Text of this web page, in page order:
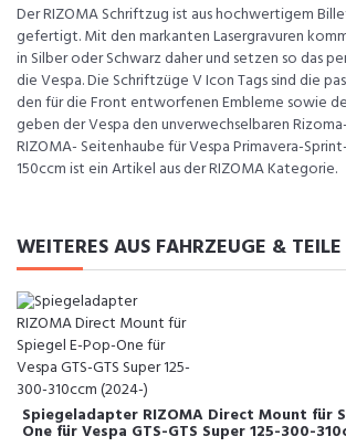
Der RIZOMA Schriftzug ist aus hochwertigem
gefertigt. Mit den markanten Lasergravuren
in Silber oder Schwarz daher und setzen so das
die Vespa. Die Schriftzüge V Icon Tags sind die
den für die Front entworfenen Embleme sowie
geben der Vespa den unverwechselbaren
RIZOMA- Seitenhaube für Vespa Primavera-
150ccm ist ein Artikel aus der RIZOMA Kategorie.
WEITERES AUS FAHRZEUGE & TEILE
Spiegeladapter RIZOMA Direct Mount für
One für Vespa GTS-GTS Super 125-300-